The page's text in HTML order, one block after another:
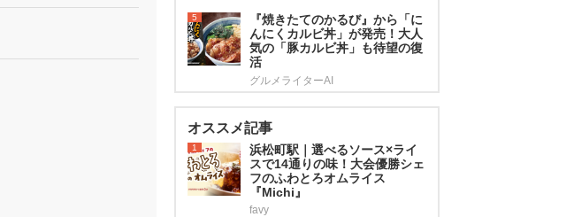
5
『焼きたてのかるび』から「に
んにくカルビ丼」が発売！大人
気の「豚カルビ丼」も待望の復
活
グルメライターAI
オススメ記事
1
浜松町駅｜選べるソース×ライ
スで14通りの味！大会優勝シェ
フのふわとろオムライス
『Michi』
favy